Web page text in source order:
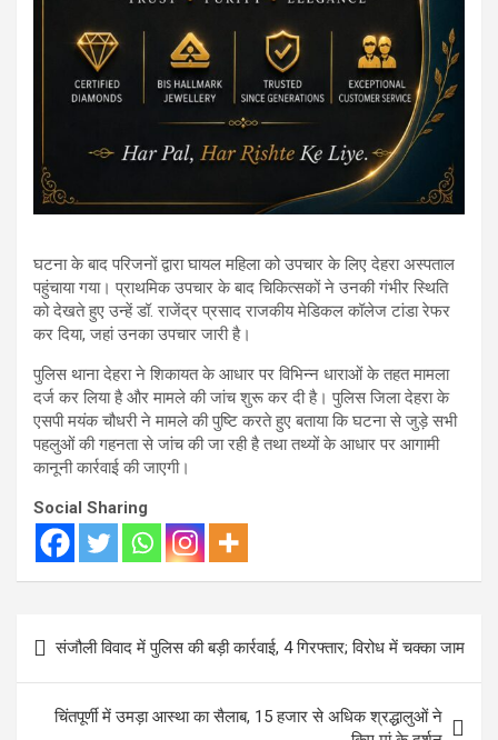
घटना के बाद परिजनों द्वारा घायल महिला को उपचार के लिए देहरा अस्पताल
पहुंचाया गया। प्राथमिक उपचार के बाद चिकित्सकों ने उनकी गंभीर स्थिति
को देखते हुए उन्हें डॉ. राजेंद्र प्रसाद राजकीय मेडिकल कॉलेज टांडा रेफर
कर दिया, जहां उनका उपचार जारी है।
पुलिस थाना देहरा ने शिकायत के आधार पर विभिन्न धाराओं के तहत मामला
दर्ज कर लिया है और मामले की जांच शुरू कर दी है। पुलिस जिला देहरा के
एसपी मयंक चौधरी ने मामले की पुष्टि करते हुए बताया कि घटना से जुड़े सभी
पहलुओं की गहनता से जांच की जा रही है तथा तथ्यों के आधार पर आगामी
कानूनी कार्रवाई की जाएगी।
Social Sharing
Post
navigation
संजौली विवाद में पुलिस की बड़ी कार्रवाई, 4 गिरफ्तार; विरोध में चक्का जाम
चिंतपूर्णी में उमड़ा आस्था का सैलाब, 15 हजार से अधिक श्रद्धालुओं ने